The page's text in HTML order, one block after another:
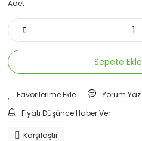
Adet
Sepete Ekle
Yorum Yaz
Fiyatı Düşünce Haber Ver
Karşılaştır